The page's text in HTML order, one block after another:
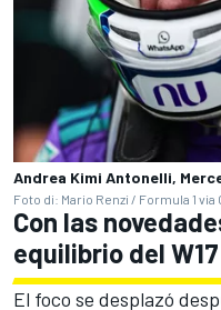
Andrea Kimi Antonelli,
Foto di: Mario Renzi / Formula 1 via
Con las
equilibrio del W17
El foco se desplazó